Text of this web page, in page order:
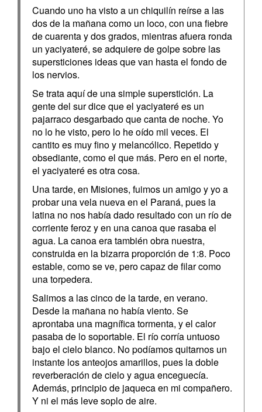
Cuando uno ha visto a un chiquilín reírse a las
dos de la mañana como un loco, con una fiebre
de cuarenta y dos grados, mientras afuera ronda
un yaciyateré, se adquiere de golpe sobre las
supersticiones ideas que van hasta el fondo de
los nervios.
Se trata aquí de una simple superstición. La
gente del sur dice que el yaciyateré es un
pajarraco desgarbado que canta de noche. Yo
no lo he visto, pero lo he oído mil veces. El
cantito es muy fino y melancólico. Repetido y
obsediante, como el que más. Pero en el norte,
el yaciyateré es otra cosa.
Una tarde, en Misiones, fuimos un amigo y yo a
probar una vela nueva en el Paraná, pues la
latina no nos había dado resultado con un río de
corriente feroz y en una canoa que rasaba el
agua. La canoa era también obra nuestra,
construida en la bizarra proporción de 1:8. Poco
estable, como se ve, pero capaz de filar como
una torpedera.
Salimos a las cinco de la tarde, en verano.
Desde la mañana no había viento. Se
aprontaba una magnífica tormenta, y el calor
pasaba de lo soportable. El río corría untuoso
bajo el cielo blanco. No podíamos quitarnos un
instante los anteojos amarillos, pues la doble
reverberación de cielo y agua enceguecía.
Además, principio de jaqueca en mi compañero.
Y ni el más leve soplo de aire.